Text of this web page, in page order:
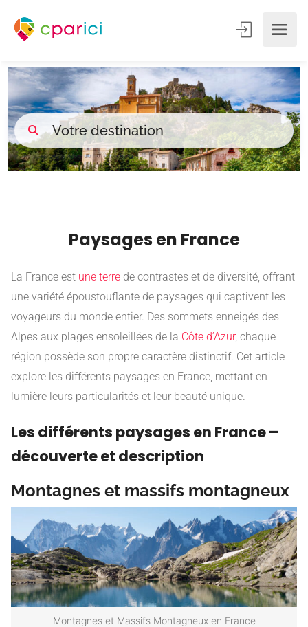
Paysages en France
La France est une terre de contrastes et de diversité, offrant
une variété époustouflante de paysages qui captivent les
voyageurs du monde entier. Des sommets enneigés des
Alpes aux plages ensoleillées de la Côte d’Azur, chaque
région possède son propre caractère distinctif. Cet article
explore les différents paysages en France, mettant en
lumière leurs particularités et leur beauté unique.
Les différents paysages en France –
découverte et description
Montagnes et massifs montagneux
Montagnes et Massifs Montagneux en France